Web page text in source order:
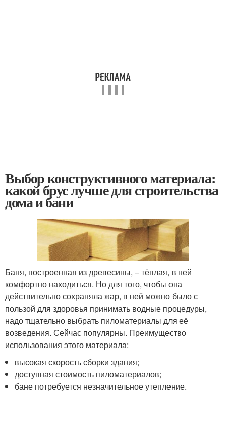
Выбор конструктивного материала:
какой брус лучше для строительства
дома и бани
Баня, построенная из древесины, – тёплая, в ней
комфортно находиться. Но для того, чтобы она
действительно сохраняла жар, в ней можно было с
пользой для здоровья принимать водные процедуры,
надо тщательно выбрать пиломатериалы для её
возведения. Сейчас популярны. Преимущество
использования этого материала:
высокая скорость сборки здания;
доступная стоимость пиломатериалов;
бане потребуется незначительное утепление.